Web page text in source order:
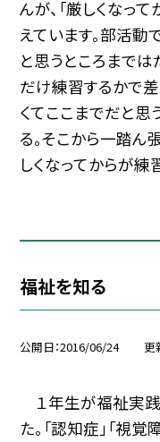
んが、「厳しくなっ
えています。部活動
と思うところまで
だけ練習するかで差
くてここまでだと
る。そこから一踏ん
しくなってからが練
福祉を知る
公開日 2016/06/24 更
１年生が福祉実践
た。「認知症」「視